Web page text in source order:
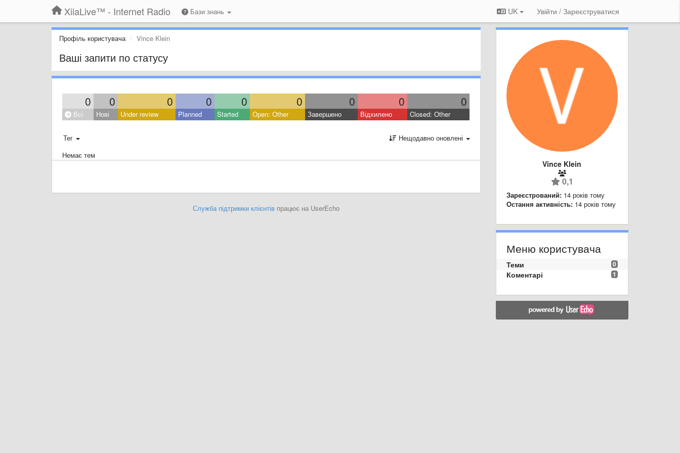
XiiaLive™ - Internet Radio Бази знань UK Увійти / Зареєструватися
Профіль користувача Vince Klein
Ваші запити по статусу
0 0 0 0 0 0 0 0 0
Всі Нові Under review Planned Started Open: Other Завершено Відхилено Closed: Other
Тег
Нещодавно оновлені
Немає тем
Служба підтримки клієнтівпрацює на UserEcho
Vince Klein
0,1
Зареєстрований: 14 років тому
Остання активність: 14 років тому
Меню користувача
0
Теми
1
Коментарі